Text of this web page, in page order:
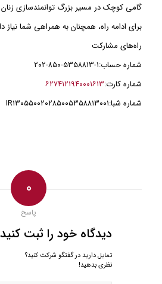
گامی کوچک در مسیر بزرگ توانمندسازی
برای ادامه راه، همچنان به همراهی شما نیاز
راه‌های مشارکت
شماره حساب:۲۰۲-۸۵۰-۵۳۵۸۸۱۳-۱
شماره کارت:۶۲۷۴۱۲۱۹۴۰۰۰۱۶۱۳
شماره شبا:IR۱۳۰۵۵۰۰۲۰۲۸۵۰۰۵۳۵۸۸۱۳۰۰۱
0
پاسخ
دیدگاه خود را ثبت کنید
تمایل دارید در گفتگو شرکت کنید؟
نظری بدهید!